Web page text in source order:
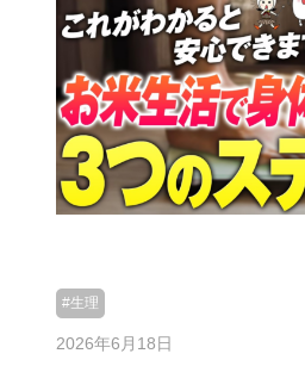
#生理
2026年6月18日